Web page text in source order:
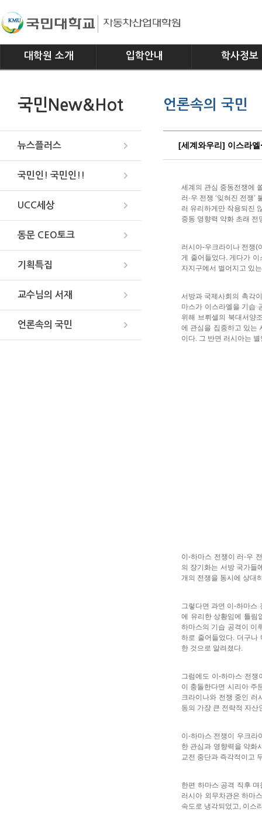
대학원 소개
연혁
입학안내 학사정보
교과과정
국민New&Hot
뉴스플러스
국민인! 국민인!!
UCC세상
동문 CEO토크
기획특집
교수님의 서재
언론속의 국민
언론속의 국민
[세계와우리] 이스라
세계의 관심 중동전쟁에
러·우 전쟁 ‘잊혀진 전쟁’
러 유리하게만 작용되진
중동 영향력 약화 초래 전
러시아-우크라이나 전쟁(
게 줄어들었다. 게다가
자지구에서 벌어지고 있
서방과 국제사회의 촉각
마스가 이스라엘을 기습
위해 브뤼셀의 북대서양
에 관심을 집중하고 있는
이다. 그 반면 러시아는
이-하마스 전쟁이 러-우
의 장기화는 서방 국가들
개의 전쟁을 동시에 상대
그렇다면 과연 이-하마스
에 유리한 상황임에 틀림
하마스의 기습 공격이 이
하로 줄어들었다. 더구나
한 것으로 알려졌다.
그럼에도 이-하마스 전쟁
이 충돌한다면 시리아 주
크라이나와 전쟁 중인 러
동의 가장 큰 전략적 자산
이-하마스 전쟁이 우크라
한 관심과 영향력을 약화
교전 중단과 즉각적이고
한편 하마스 공격 직후
러시아 외무차관은 하마
속도로 냉각되었고, 이스